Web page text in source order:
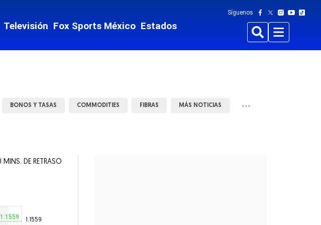
Televisión Fox Sports México Estados
Síguenos
BuscarMenu
subsecciones
BONOS Y TASAS COMMODITIES FIBRAS MÁS NOTICIAS •••
DE RETRASO
1.1559